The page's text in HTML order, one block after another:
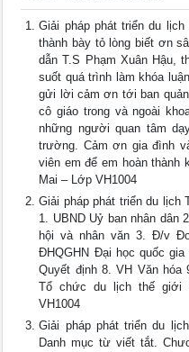
Giải pháp phát triển du
thành bày tỏ lòng biết ơn
dẫn T.S Phạm Xuân Hậu,
suốt quá trình làm khóa
gửi lời cảm ơn tới ban
cô giáo trong và ngoài
những người quan tâm
trường. Cảm ơn gia đình
viên em để em hoàn thành
Mai – Lớp VH1004
Giải pháp phát triển du lịch
1. UBND Uỷ ban nhân dân
hội và nhân văn 3. Đ/v
ĐHQGHN Đại học quốc
Quyết định 8. VH Văn
Tổ chức du lịch thế giới
VH1004
Giải pháp phát triển du
Danh mục từ viết tắt.